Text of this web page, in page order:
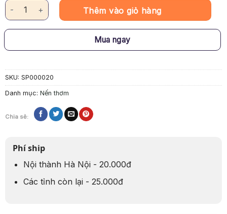
Nến thơm hương nước hoa Miyako Home "ARIES" số lượng
Thêm vào giỏ hàng
Mua ngay
SKU: SP000020
Danh mục: Nến thơm
Chia sẻ:
Phí ship
Nội thành Hà Nội - 20.000đ
Các tỉnh còn lại - 25.000đ